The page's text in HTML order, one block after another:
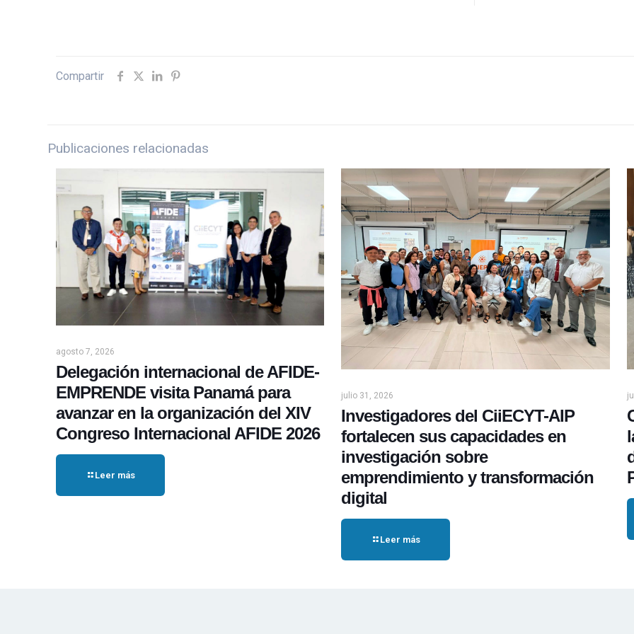
Compartir
Publicaciones relacionadas
agosto 7, 2026
Delegación internacional de AFIDE-
EMPRENDE visita Panamá para
avanzar en la organización del XIV
Congreso Internacional AFIDE 2026
Leer más
julio 31, 2026
Investigadores del CiiECYT-AIP
fortalecen sus capacidades en
investigación sobre
emprendimiento y transformación
digital
Leer más